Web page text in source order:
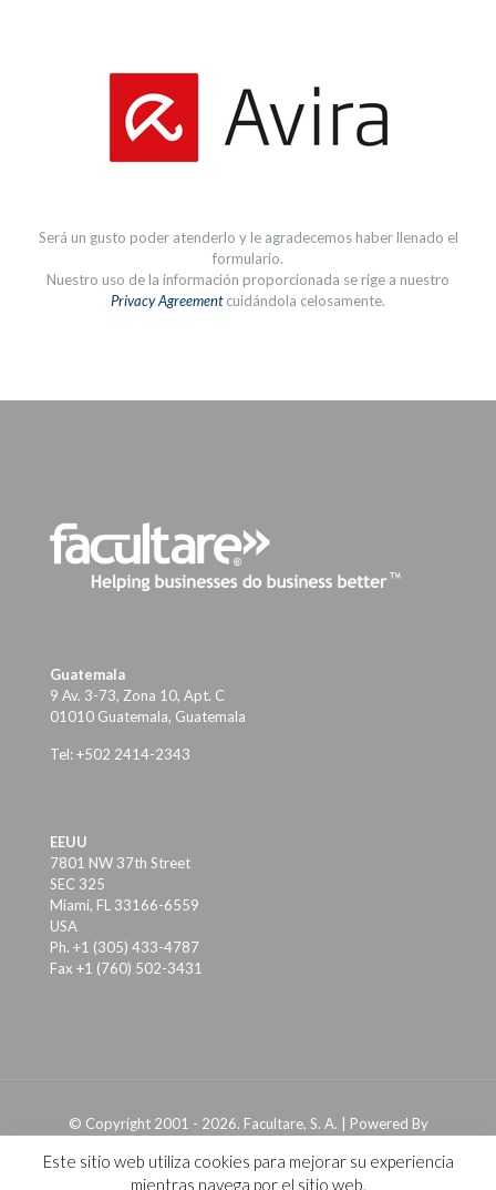
Será un gusto poder atenderlo y le agradecemos haber llenado el
formulario.
Nuestro uso de la información proporcionada se rige a nuestro
Privacy Agreementcuidándola celosamente.
Guatemala
9 Av. 3-73, Zona 10, Apt. C
01010 Guatemala, Guatemala
Tel: +502 2414-2343
EEUU
7801 NW 37th Street
SEC 325
Miami, FL 33166-6559
USA
Ph. +1 (305) 433-4787
Fax +1 (760) 502-3431
© Copyright 2001 - 2026. Facultare, S. A. | Powered By
Privacy Agreement
Term of Use Sitemap
Este sitio web utiliza cookies para mejorar su experiencia
mientras navega por el sitio web.